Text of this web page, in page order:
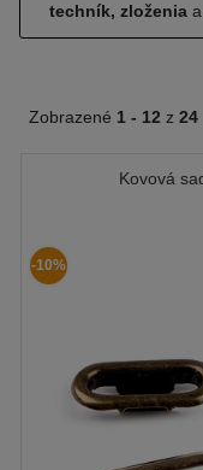
techník, zloženia
Zobrazené 1 - 12 z 24
Kovová
-10%